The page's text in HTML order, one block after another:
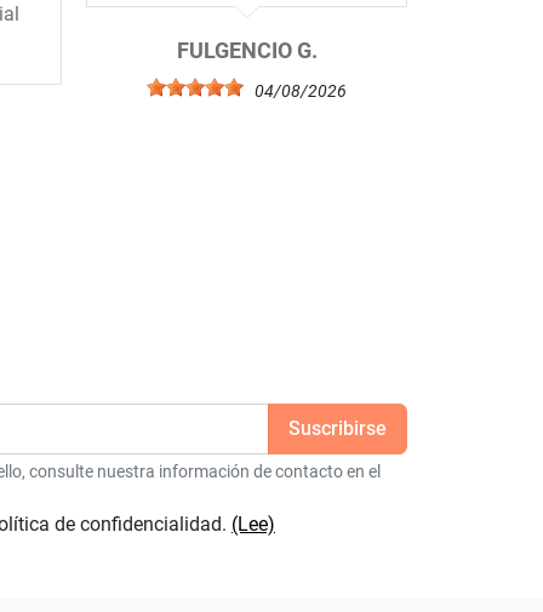
FULGENCIO G.
04/08/2026
consulte nuestra información de contacto en el
de confidencialidad. (Lee)